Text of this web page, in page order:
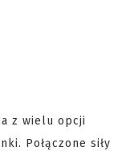
z wielu opcji
Połączone siły